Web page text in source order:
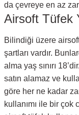
da çevreye en az
Airsoft Tüfek
Bilindiği üzere
şartları vardır.
alma yaş sınırı
satın alamaz ve
göre her ne kadar
kullanımı ile bir